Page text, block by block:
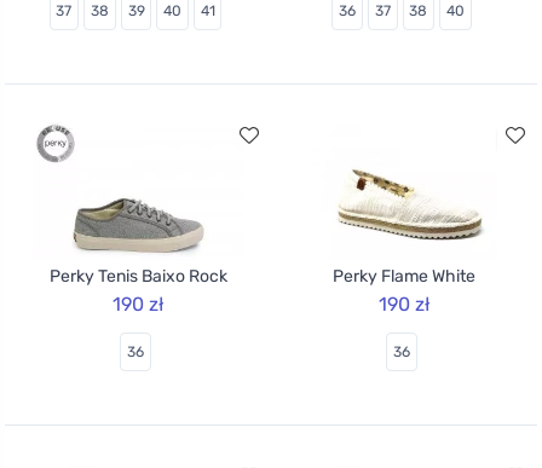
37 38 39 40 41 36 37 38 40
Perky Tenis Baixo Rock
190 zł
36
Perky Flame White
190 zł
36